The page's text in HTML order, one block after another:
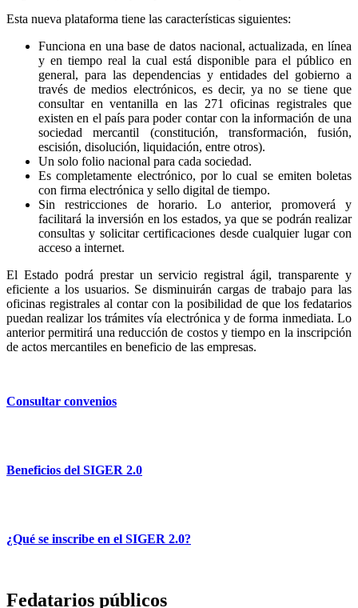
Esta nueva plataforma tiene las características siguientes:
Funciona en una base de datos nacional, actualizada, en línea
y en tiempo real la cual está disponible para el público en
general, para las dependencias y entidades del gobierno a
través de medios electrónicos, es decir, ya no se tiene que
consultar en ventanilla en las 271 oficinas registrales que
existen en el país para poder contar con la información de una
sociedad mercantil (constitución, transformación, fusión,
escisión, disolución, liquidación, entre otros).
Un solo folio nacional para cada sociedad.
Es completamente electrónico, por lo cual se emiten boletas
con firma electrónica y sello digital de tiempo.
Sin restricciones de horario. Lo anterior, promoverá y
facilitará la inversión en los estados, ya que se podrán realizar
consultas y solicitar certificaciones desde cualquier lugar con
acceso a internet.
El Estado podrá prestar un servicio registral ágil, transparente y
eficiente a los usuarios. Se disminuirán cargas de trabajo para las
oficinas registrales al contar con la posibilidad de que los fedatarios
puedan realizar los trámites vía electrónica y de forma inmediata. Lo
anterior permitirá una reducción de costos y tiempo en la inscripción
de actos mercantiles en beneficio de las empresas.
Consultar convenios
Beneficios del SIGER 2.0
¿Qué se inscribe en el SIGER 2.0?
Fedatarios públicos